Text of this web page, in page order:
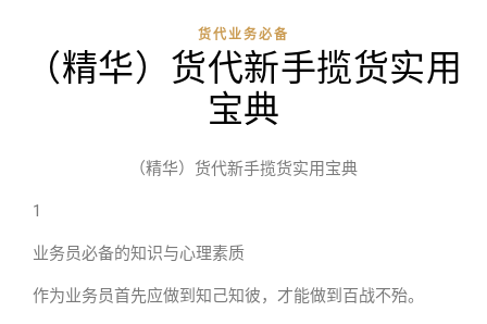
货代业务必备
（精华）货代新手揽货实用
宝典
（精华）货代新手揽货实用宝典
1
业务员必备的知识与心理素质
作为业务员首先应做到知己知彼，才能做到百战不殆。